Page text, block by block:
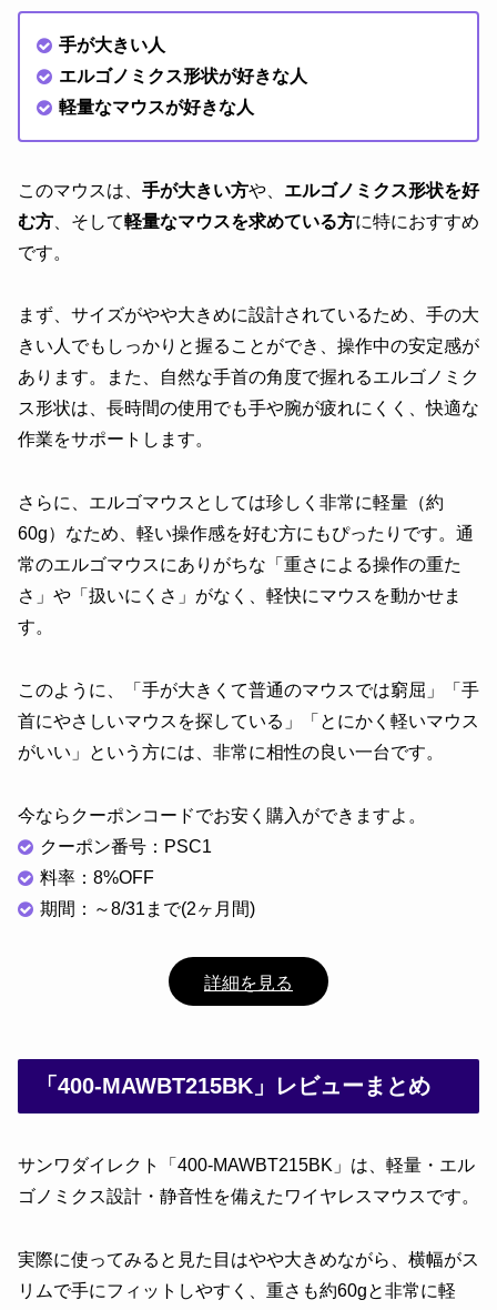
手が大きい人
エルゴノミクス形状が好きな人
軽量なマウスが好きな人
このマウスは、 手が大きい方や、 エルゴノミクス形状を好
む方 、そして軽量なマウスを求めている方に特におすすめ
です。
まず、サイズがやや大きめに設計されているため、手の大
きい人でもしっかりと握ることができ、操作中の安定感が
あります。また、自然な手首の角度で握れるエルゴノミク
ス形状は、長時間の使用でも手や腕が疲れにくく、快適な
作業をサポートします。
さらに、エルゴマウスとしては珍しく非常に軽量（約
60g）なため、軽い操作感を好む方にもぴったりです。通
常のエルゴマウスにありがちな「重さによる操作の重た
さ」や「扱いにくさ」がなく、軽快にマウスを動かせま
す。
このように、「手が大きくて普通のマウスでは窮屈」「手
首にやさしいマウスを探している」「とにかく軽いマウス
がいい」という方には、非常に相性の良い一台です。
今ならクーポンコードでお安く購入ができますよ。
クーポン番号：PSC1
料率：8%OFF
期間：～8/31まで(2ヶ月間)
詳細を見る
「400-MAWBT215BK」レビューまとめ
サンワダイレクト「400-MAWBT215BK」は、軽量・エル
ゴノミクス設計・静音性を備えたワイヤレスマウスです。
実際に使ってみると見た目はやや大きめながら、横幅がス
リムで手にフィットしやすく、重さも約60gと非常に軽